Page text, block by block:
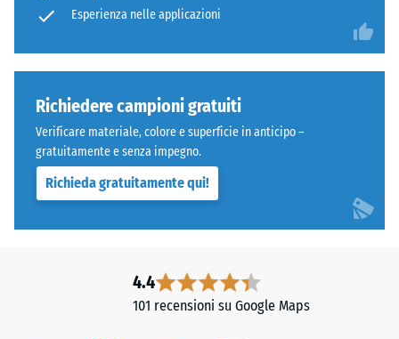
Esperienza nelle applicazioni
Richiedere campioni gratuiti
Verificare materiale, colore e superficie in anticipo –
gratuitamente e senza impegno.
Richieda gratuitamente qui!
4.4
101 recensioni su Google Maps